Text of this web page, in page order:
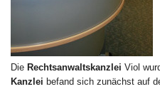
Die Rechtsanwaltskanzlei Viol
Kanzlei befand sich zunächst auf